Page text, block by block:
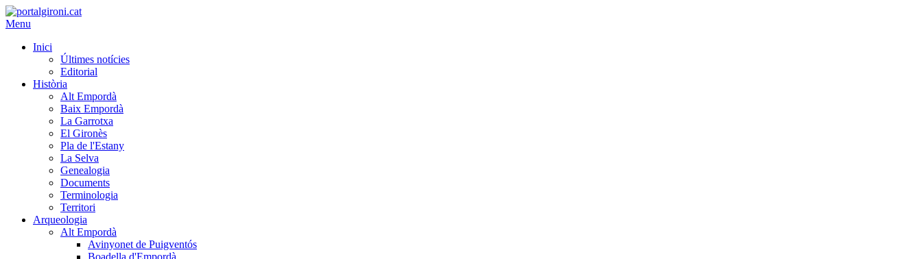
Menu
Inici
Últimes notícies
Editorial
Història
Alt Empordà
Baix Empordà
La Garrotxa
El Gironès
Pla de l'Estany
La Selva
Genealogia
Documents
Terminologia
Territori
Arqueologia
Alt Empordà
Avinyonet de Puigventós
Boadella d'Empordà